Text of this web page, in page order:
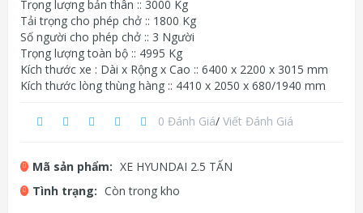
Trọng lượng bản thân :: 3000 Kg
Tải trọng cho phép chở :: 1800 Kg
Số người cho phép chở :: 3 Người
Trọng lượng toàn bộ :: 4995 Kg
Kích thước xe : Dài x Rộng x Cao :: 6400 x 2200 x 3015 mm
Kích thước lòng thùng hàng :: 4410 x 2050 x 680/1940 mm
0 Đánh Giá/ Viết Đánh Giá
Mã sản phẩm: XE HYUNDAI 2.5 TẤN
Tình trạng: Còn trong kho